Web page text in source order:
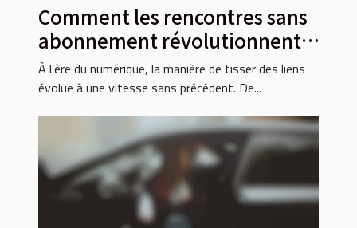
Comment les rencontres sans
abonnement révolutionnent-
elles la socialisation ?
À l’ère du numérique, la manière de tisser des liens
évolue à une vitesse sans précédent. De...